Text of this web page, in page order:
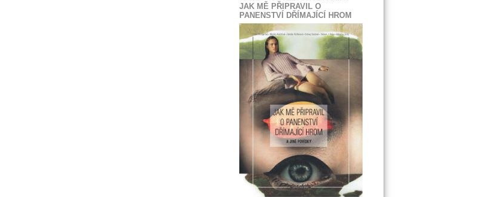
JAK MĚ PŘIPRAVIL O
PANENSTVÍ DŘÍMAJÍCÍ HROM